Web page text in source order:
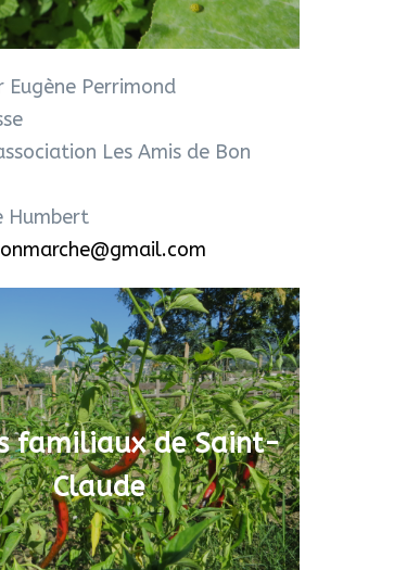
Eugène Perrimond
Les Amis de Bon
Humbert
familiaux de Saint-
Claude